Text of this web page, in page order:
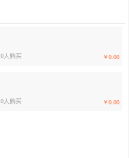
￥0.00
0人购买
￥0.00
0人购买